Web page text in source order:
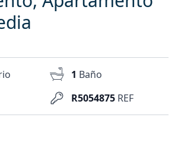
R5054875 REF
1 Baño